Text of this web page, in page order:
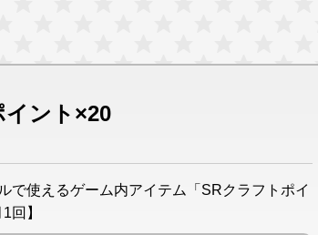
ント×20
で使えるゲーム内アイテム「SRクラフトポイ
回】